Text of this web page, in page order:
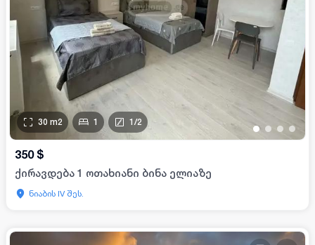
• • • •
30 m2 1 1 /2
350 $
ქირავდება 1 ოთახიანი ბინა ელიაზე
ნიაბის IV შეს.